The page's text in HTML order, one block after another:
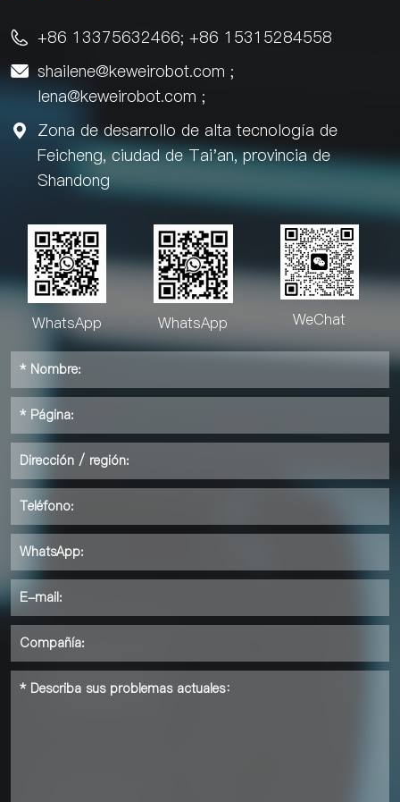
 +86 13375632466; +86 15315284558
 shailene@keweirobot.com ;
lena@keweirobot.com ;

Zona de desarrollo de alta tecnología de
Feicheng, ciudad de Tai'an, provincia de
Shandong
WhatsApp WhatsApp WeChat